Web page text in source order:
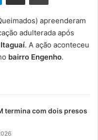
apreenderam
adulterada após
Itaguaí. A ação aconteceu
bairro Engenho.
termina com dois presos